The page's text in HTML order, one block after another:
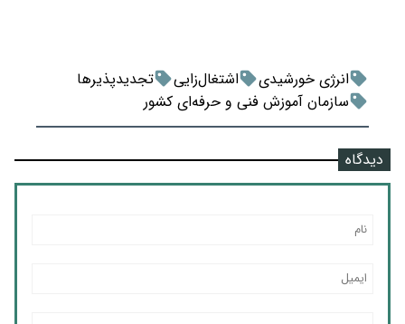
انرژی خورشیدی اشتغال‌زایی
تجدیدپذیرها
سازمان آموزش فنی و حرفه‌ای کشور
دیدگاه